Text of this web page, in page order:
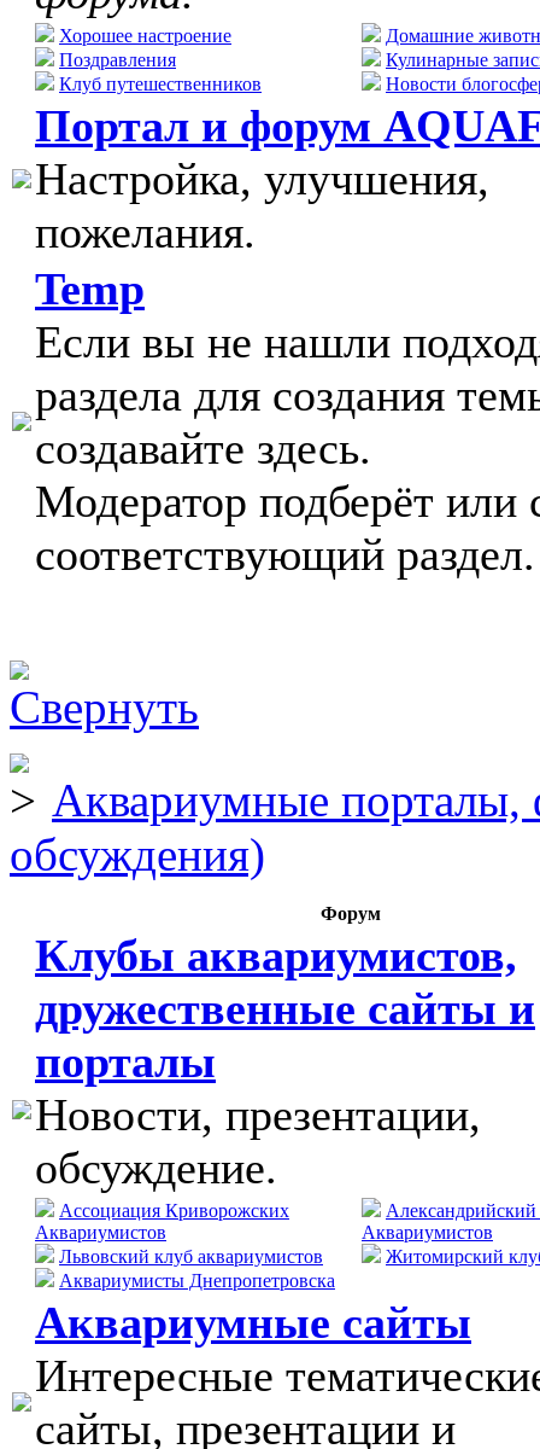
Хорошее настроение
Поздравления
Клуб путешественников
Домашние
Кулинарные
Новости
Портал и форум
Настройка, улучшения,
пожелания.
Temp
Если вы не нашли
раздела для создания
создавайте здесь.
Модератор подберёт или
соответствующий раздел.
Аквариумные
обсуждения)
Форум
Клубы аквариумистов,
дружественные сайты и
порталы
Новости, презентации,
обсуждение.
Ассоциация Криворожских
Аквариумистов
Львовский клуб аквариумистов
Аквариумисты Днепропетровска
Аквариумистов
Житомирский
Аквариумные сайты
Интересные
сайты, презентации и